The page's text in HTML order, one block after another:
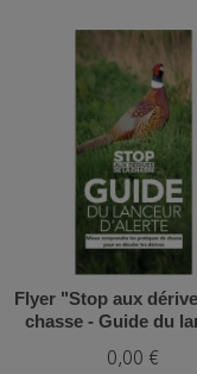
Flyer "Stop aux
chasse - Guide du
0,00 €